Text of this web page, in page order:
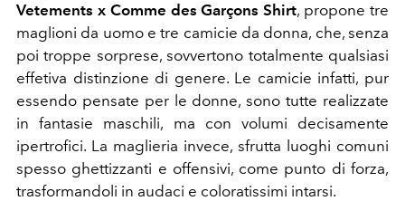
Vetements x Comme des Garçons Shirt, propone tre
maglioni da uomo e tre camicie da donna, che, senza
poi troppe sorprese, sovvertono totalmente qualsiasi
effetiva distinzione di genere. Le camicie infatti, pur
essendo pensate per le donne, sono tutte realizzate
in fantasie maschili, ma con volumi decisamente
ipertrofici. La maglieria invece, sfrutta luoghi comuni
spesso ghettizzanti e offensivi, come punto di forza,
trasformandoli in audaci e coloratissimi intarsi.